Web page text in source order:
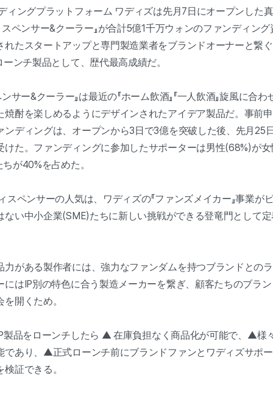
ィングプラットフォーム ワディズは先月7日にオープンした
スペンサー&クーラー』が合計5億1千万ウォンのファンディン
れたスタートアップと専門製造業者をブランドオーナーと繋
ーンチ製品として、歴代最高成績だ。
サー&クーラー』は最近の『ホーム飲酒』『一人飲酒』旋風に合
焼酎を楽しめるようにデザインされたアイデア製品だ。事前
ンディングは、オープンから3日で3億を突破した後、先月25
けた。ファンディングに参加したサポーターは男性(68%)が女
が40%を占めた。
スペンサーの人気は、ワディズの『ファンズメイカー』事業が
ない中小企業(SME)たちに新しい挑戦ができる登竜門として
力がある製作者には、強力なファンダムを持つブランドとの
にはIP別の特色に合う製造メーカーを繋ぎ、顧客たちのブラ
開くため。
製品をローンチしたら ▲ 在庫負担なく商品化が可能で、▲様
であり、▲正式ローンチ前にブランドファンとワディズサポ
証できる。